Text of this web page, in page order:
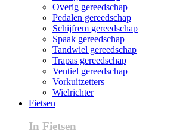
Overig gereedschap
Pedalen gereedschap
Schijfrem gereedschap
Spaak gereedschap
Tandwiel gereedschap
Trapas gereedschap
Ventiel gereedschap
Vorkuitzetters
Wielrichter
Fietsen
In Fietsen